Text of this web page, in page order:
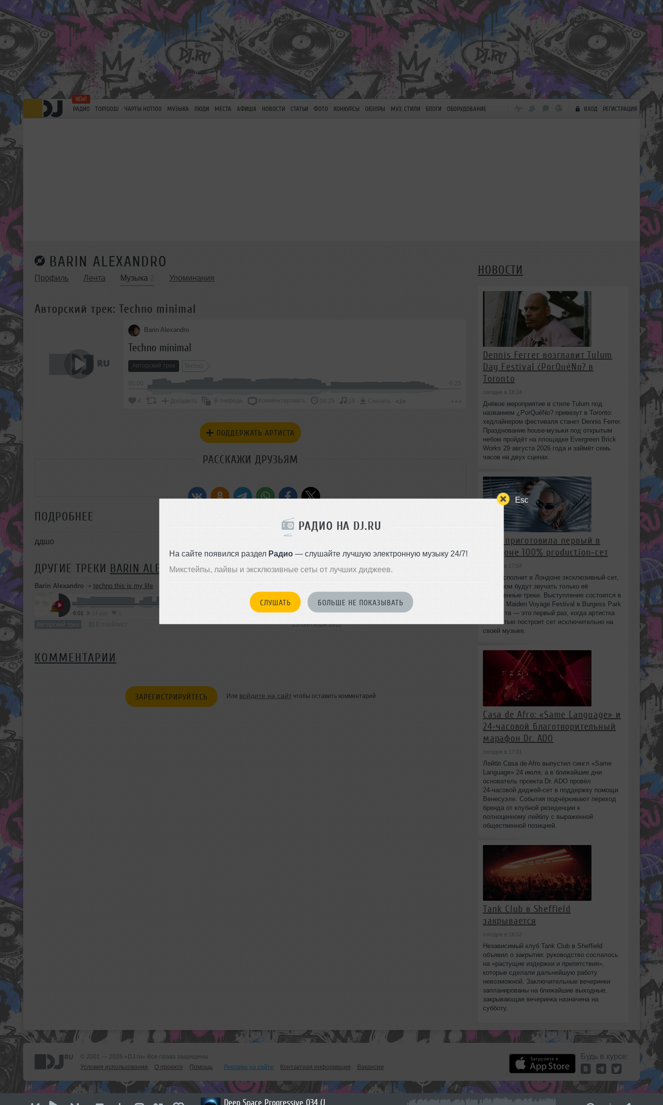
Esc
РАДИО НА DJ.RU
На сайте появился раздел Радио— слушайте лучшую электронную музыку 24/7!
Микстейпы, лайвы и эксклюзивные сеты от лучших диджеев.
СЛУШАТЬ БОЛЬШЕ НЕ ПОКАЗЫВАТЬ
РАДИО TOP100DJ ЧАРТЫ HOT100 МУЗЫКА ЛЮДИ МЕСТА АФИША НОВОСТИ СТАТЬИ ФОТО КОНКУРСЫ ОБЗОРЫ МУЗ. СТИЛИ БЛОГИ ОБОРУДОВАНИЕ ВХОД РЕГИСТРАЦИЯ
BARIN ALEXANDRO
Профиль Лента Музыка Упоминания
Авторский трек: Techno minimal
Barin Alexandro
Techno minimal
Авторский трек Techno
-6:25
Добавить В очередь Комментировать 06:25 19 Скачать </>
ПОДДЕРЖАТЬ АРТИСТА
РАССКАЖИ ДРУЗЬЯМ
ПОДРОБНЕЕ
ддшо
ДРУГИЕ ТРЕКИ BARIN ALEXANDRO
Barin Alexandro ➝ techno this is my life
6:01 5.5 MB, 320 kbps MP3 29
Авторский трек 25 сентября 2011
КОММЕНТАРИИ
ЗАРЕГИСТРИРУЙТЕСЬ Или войдите на сайтчтобы оставить комментарий
НОВОСТИ
Dennis Ferrer возглавит Tulum
Day Festival ¿PorQuéNo? в
Toronto
сегодня в 18:24
Днёвое мероприятие в стиле Tulum под
названием ¿PorQuéNo? привезут в Toronto:
хедлайнером фестиваля станет Dennis Ferrer.
Празднование house-музыки под открытым
небом пройдёт на площадке Evergreen Brick
Works 29 августа 2026 года и займёт семь
часов на двух сценах.
HAAi приготовила первый в
Лондоне 100% production‑сет
сегодня в 17:54
HAAi исполнит в Лондоне эксклюзивный сет,
в котором будут звучать только её
собственные треки. Выступление состоится в
рамках Maiden Voyage Festival в Burgess Park
8 августа — это первый раз, когда артистка
полностью построит сет исключительно на
своей музыке.
Casa de Afro: «Same Language» и
24‑часовой благотворительный
марафон Dr. ADO
сегодня в 17:01
Лейбл Casa de Afro выпустил сингл «Same
Language» 24 июля, а в ближайшие дни
основатель проекта Dr. ADO провёл
24‑часовой диджей‑сет в поддержку помощи
Венесуэле. События подчёркивают переход
бренда от клубной резиденции к
полноценному лейблу с выраженной
общественной позицией.
Tank Club в Sheffield
закрывается
сегодня в 16:53
Независимый клуб Tank Club в Sheffield
объявил о закрытии: руководство сослалось
на «растущие издержки и препятствия»,
которые сделали дальнейшую работу
невозможной. Заключительные вечеринки
запланированы на ближайшие выходные,
закрывающая вечеринка назначена на
субботу.
© 2001 — 2026 «DJ.ru» Все права защищены.
Условия использования
О проекте Помощь Реклама на сайте Контактная информация Вакансии
Будь в курсе: